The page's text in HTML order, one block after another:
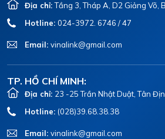
Địa chỉ:Tầng 3, Tháp A, D2 Giảng Võ,
Hotline: 024-3972. 6746 / 47
Email: vinalink@gmail.com
TP. HỒ CHÍ MINH:
Địa chỉ: 23 -25 Trần Nhật Duật, Tân
Hotline: (028)39.68.38.38
Email: vinalink@gmail.com